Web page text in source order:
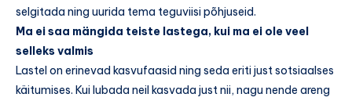
selgitada ning uurida tema teguviisi põhjuseid.
Ma ei saa mängida teiste lastega, kui ma ei ole veel
selleks valmis
Lastel on erinevad kasvufaasid ning seda eriti just sotsiaalses
käitumises. Kui lubada neil kasvada just nii, nagu nende areng